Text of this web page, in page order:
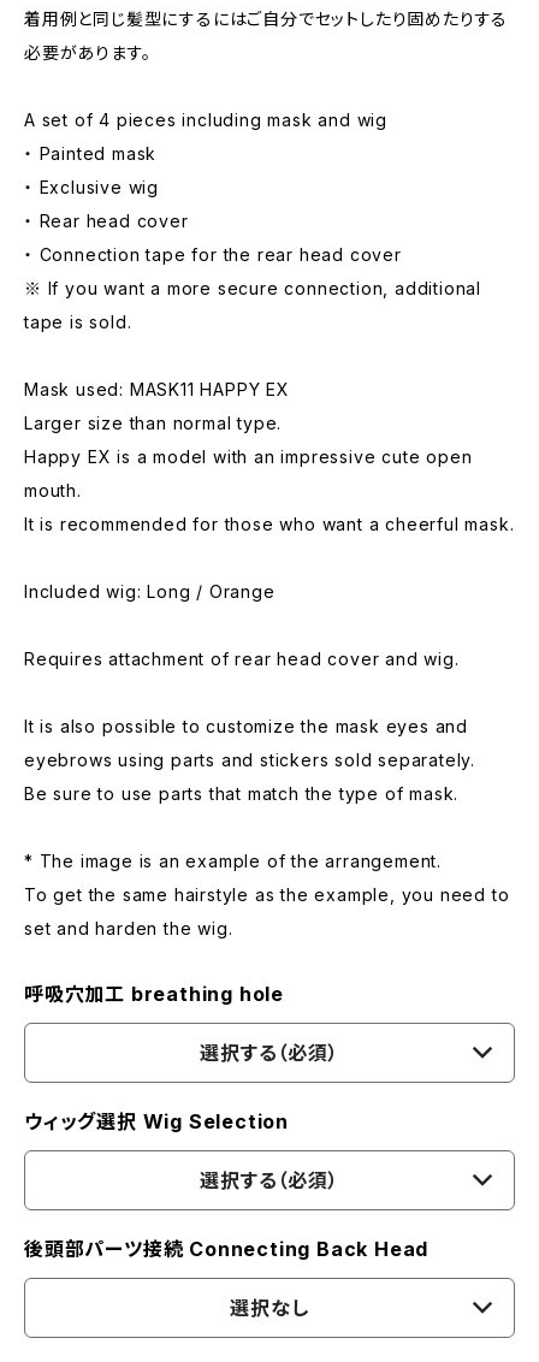
着用例と同じ髪型にするにはご自分でセットしたり固めたりする
必要があります。
A set of 4 pieces including mask and wig
・ Painted mask
・ Exclusive wig
・ Rear head cover
・ Connection tape for the rear head cover
※ If you want a more secure connection, additional
tape is sold.
Mask used: MASK11 HAPPY EX
Larger size than normal type.
Happy EX is a model with an impressive cute open
mouth.
It is recommended for those who want a cheerful mask.
Included wig: Long / Orange
Requires attachment of rear head cover and wig.
It is also possible to customize the mask eyes and
eyebrows using parts and stickers sold separately.
Be sure to use parts that match the type of mask.
* The image is an example of the arrangement.
To get the same hairstyle as the example, you need to
set and harden the wig.
呼吸穴加工 breathing hole
選択する（必須）
ウィッグ選択 Wig Selection
選択する（必須）
後頭部パーツ接続 Connecting Back Head
選択なし